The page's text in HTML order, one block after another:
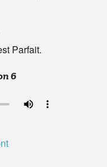
Parfait.
6